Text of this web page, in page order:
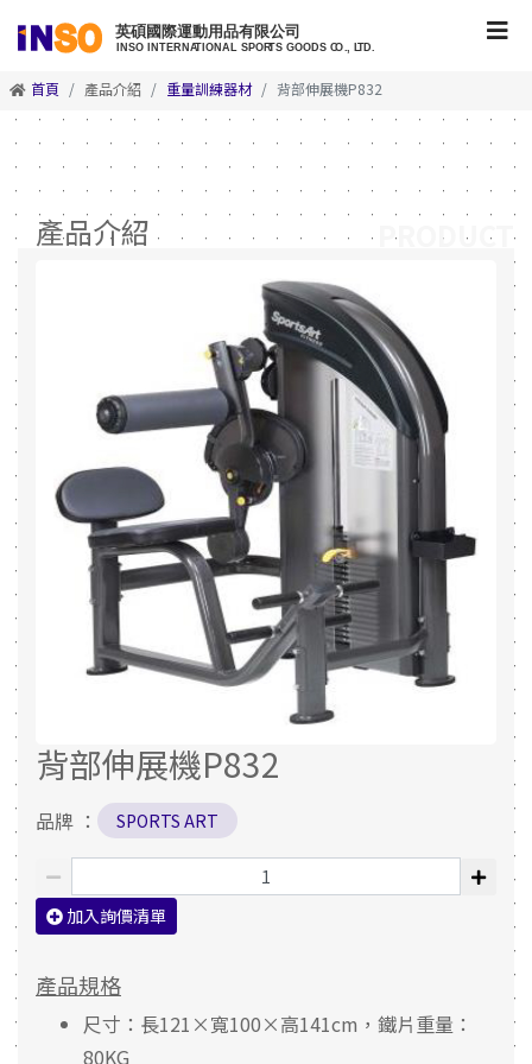
首頁 產品介紹 重量訓練器材 背部伸展機P832
產品介紹
背部伸展機P832
品牌 ： SPORTS ART
加入詢價清單
產品規格
尺寸：長121×寬100×高141cm，鐵片重量：
80KG
PRODUCT